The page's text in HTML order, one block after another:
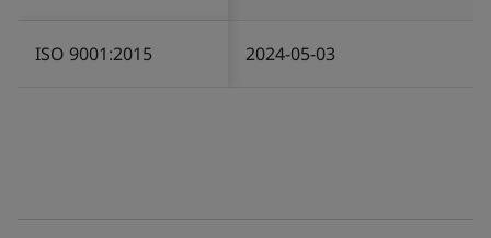
ISO 9001:2015 2024-05-03